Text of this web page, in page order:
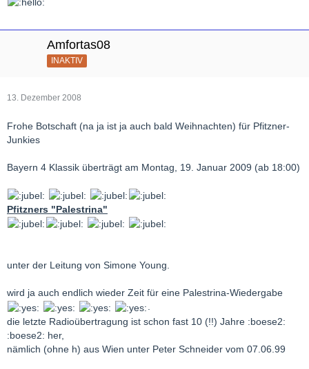
Amfortas08
INAKTIV
13. Dezember 2008
Frohe Botschaft (na ja ist ja auch bald Weihnachten) für Pfitzner-
Junkies
Bayern 4 Klassik überträgt am Montag, 19. Januar 2009 (ab 18:00)
Pfitzners "Palestrina"
unter der Leitung von Simone Young.
wird ja auch endlich wieder Zeit für eine Palestrina-Wiedergabe
.
die letzte Radioübertragung ist schon fast 10 (!!) Jahre :boese2:
:boese2: her,
nämlich (ohne h) aus Wien unter Peter Schneider vom 07.06.99